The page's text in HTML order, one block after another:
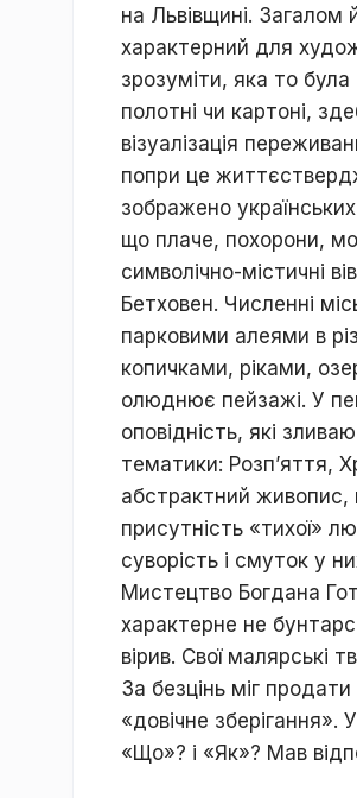
на Львівщині.
характерний для
зрозуміти, яка то
полотні чи картоні,
візуалізація
попри це
зображено
що плаче, похорони,
символічно-містичні
Бетховен. Численні
парковими алеями в
копичками, ріками,
олюднює пейзажі. У
оповідність, які
тематики: Розп’яття,
абстрактний
присутність «тихої»
суворість і смуток у
Мистецтво Богдана
характерне не
вірив. Свої малярські
За безцінь міг
«довічне зберігання».
«Що»? і «Як»? Мав